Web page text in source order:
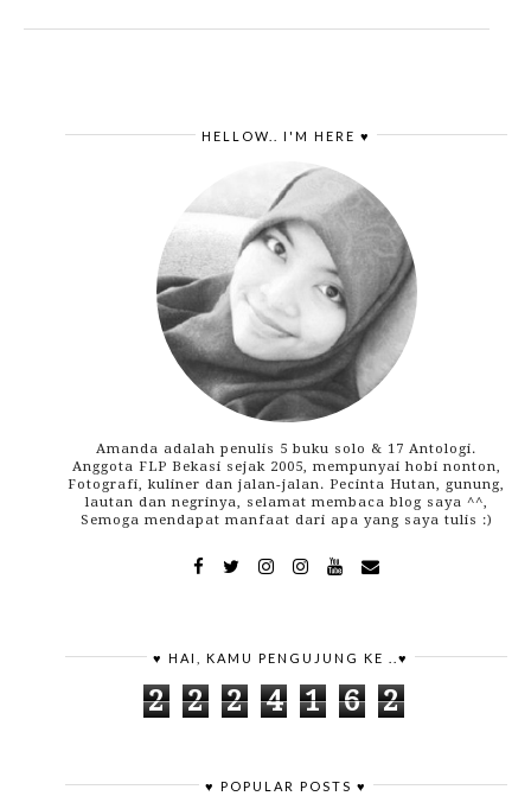
HELLOW.. I'M HERE ♥
Amanda adalah penulis 5 buku solo & 17 Antologi.
Anggota FLP Bekasi sejak 2005, mempunyai hobi nonton,
Fotografi, kuliner dan jalan-jalan. Pecinta Hutan, gunung,
lautan dan negrinya, selamat membaca blog saya ^^,
Semoga mendapat manfaat dari apa yang saya tulis :)
♥ HAI, KAMU PENGUJUNG KE ..♥
2 2 2 4 1 6 2
♥ POPULAR POSTS ♥